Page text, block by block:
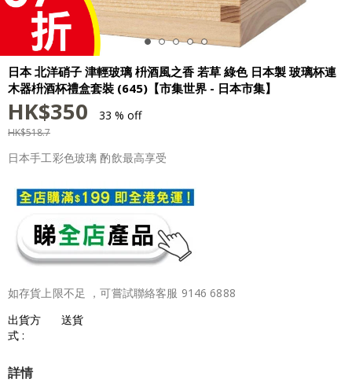
日本 北洋硝子 津輕玻璃 枡酒風之香 若草 綠色 日本製 玻璃杯連
木器枡酒杯禮盒套裝 (645)【市集世界 - 日本市集】
HK$350 33 % off
HK$518.7
日本手工彩色玻璃 酌飲最高享受
如存貨上限不足 ，可嘗試聯絡客服 9146 6888
出貨方
式 :
送貨
詳情